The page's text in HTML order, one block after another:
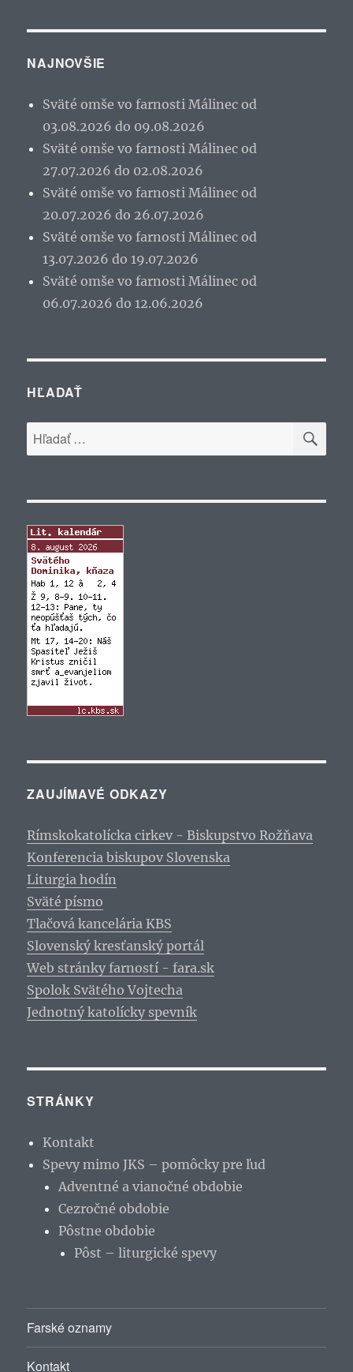
NAJNOVŠIE
Sväté omše vo farnosti Málinec od
03.08.2026 do 09.08.2026
Sväté omše vo farnosti Málinec od
27.07.2026 do 02.08.2026
Sväté omše vo farnosti Málinec od
20.07.2026 do 26.07.2026
Sväté omše vo farnosti Málinec od
13.07.2026 do 19.07.2026
Sväté omše vo farnosti Málinec od
06.07.2026 do 12.06.2026
HĽADAŤ
Hľadať:
ZAUJÍMAVÉ ODKAZY
Rímskokatolícka cirkev - Biskupstvo Rožňava
Konferencia biskupov Slovenska
Liturgia hodín
Sväté písmo
Tlačová kancelária KBS
Slovenský kresťanský portál
Web stránky farností - fara.sk
Spolok Svätého Vojtecha
Jednotný katolícky spevník
STRÁNKY
Kontakt
Spevy mimo JKS – pomôcky pre ľud
Adventné a vianočné obdobie
Cezročné obdobie
Pôstne obdobie
Pôst – liturgické spevy
Farské oznamy
Kontakt